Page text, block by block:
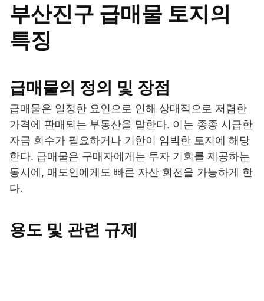
부산진구 급매물 토지의
특징
급매물의 정의 및 장점
급매물은 일정한 요인으로 인해 상대적으로 저렴한
가격에 판매되는 부동산을 말한다. 이는 종종 시급한
자금 회수가 필요하거나 기한이 임박한 토지에 해당
한다. 급매물은 구매자에게는 투자 기회를 제공하는
동시에, 매도인에게도 빠른 자산 회전을 가능하게 한
다.
용도 및 관련 규제